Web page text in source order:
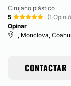
Cirujano plástico
5
(1
Opinar
, Monclova,
CONTACTAR